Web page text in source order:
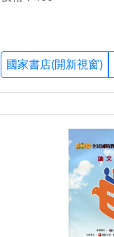
國家書店(開新視窗)